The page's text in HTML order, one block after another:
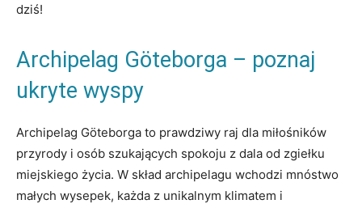
dziś!
Archipelag Göteborga – poznaj
ukryte wyspy
Archipelag Göteborga to prawdziwy raj dla miłośników
przyrody i osób szukających spokoju z dala od zgiełku
miejskiego życia. W skład archipelagu wchodzi mnóstwo
małych wysepek, każda z unikalnym klimatem i